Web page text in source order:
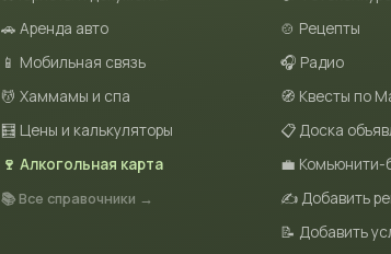
🚗 Аренда авто
📱 Мобильная связь
💆 Хаммамы и спа
🧮 Цены и калькуляторы
🍷 Алкогольная карта
📚 Все справочники →
🍲 Рецепты
🎧 Радио
🧭 Квесты по
📋 Доска
💼 Комьюнити-
✍️ Добавить
📝 Добавить